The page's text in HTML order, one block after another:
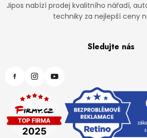
Jipos nabízí prodej kvalitního nářadí,
techniky za nejlepší ceny
Sledujte nás